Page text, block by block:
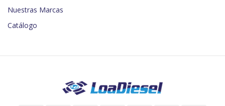
Nuestras Marcas
Catálogo